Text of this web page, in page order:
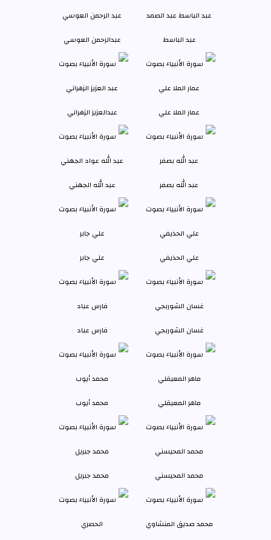
عبد الباسط عبدالرحمن العوسي
عمار الملا علي عبدالعزيز الزهراني
عبد الله بصفر عبد الله الجهني
علي الحذيفي علي جابر
غسان الشوربجي فارس عباد
ماهر المعيقلي محمد أيوب
محمد المحيسني محمد جبريل